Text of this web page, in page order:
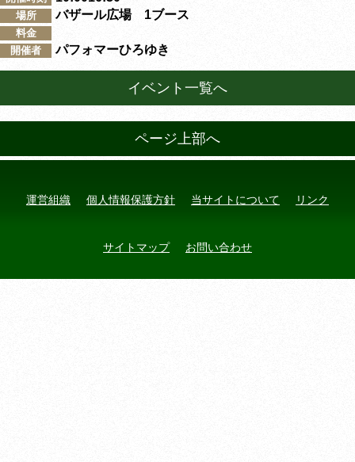
場所 バザール広場 1ブース
料金
開催者
パフォマーひろゆき
イベント一覧へ
ページ上部へ
運営組織 個人情報保護方針 当サイトについて リンク
サイトマップ お問い合わせ